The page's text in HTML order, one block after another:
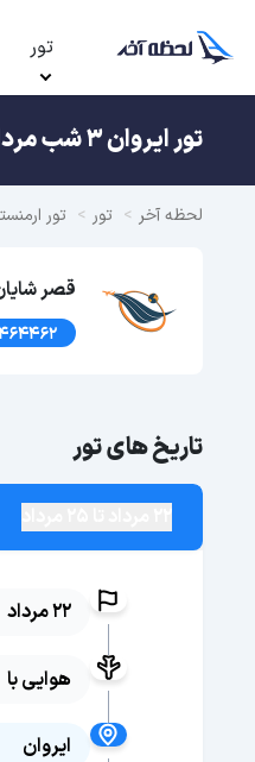
تور
تور ایروان 3 شب مرداد
لحظه آخر تور تور
قصر
تاریخ های تور
22 مرداد
هوایی با
ایروان